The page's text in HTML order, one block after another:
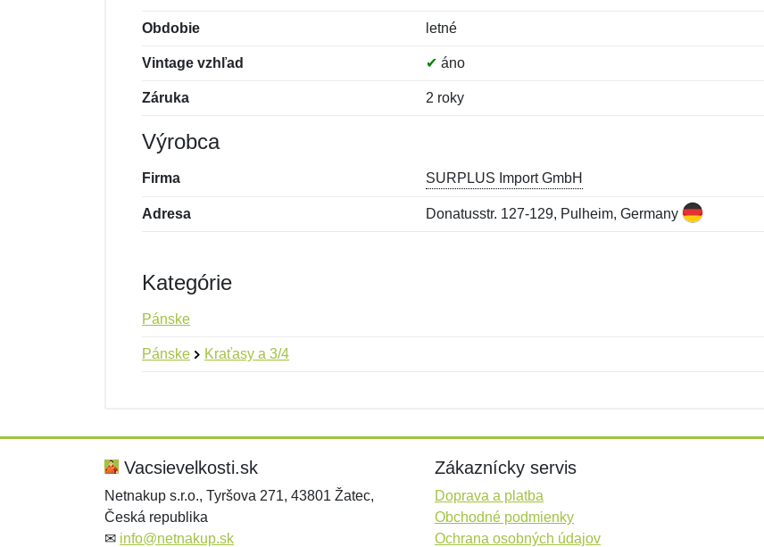
Obdobie letné
Vintage vzhľad ✔ áno
Záruka 2 roky
Výrobca
Firma SURPLUS Import GmbH
Adresa Donatusstr. 127-129, Pulheim, Germany
Kategórie
Pánske
Pánske Kraťasy a 3/4
Správa*
Správa*
Vacsievelkosti.sk
Netnakup s.r.o., Tyršova 271, 43801 Žatec,
Česká republika
✉ info@netnakup.sk
Zákaznícky servis
Doprava a platba
Obchodné podmienky
Ochrana osobných údajov